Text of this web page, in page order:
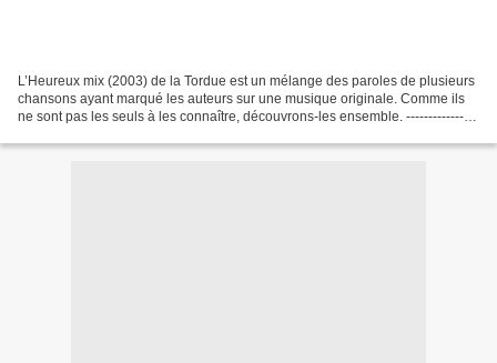
L’Heureux mix (2003) de la Tordue est un mélange des paroles de plusieurs
chansons ayant marqué les auteurs sur une musique originale. Comme ils
ne sont pas les seuls à les connaître, découvrons-les ensemble. ---------------